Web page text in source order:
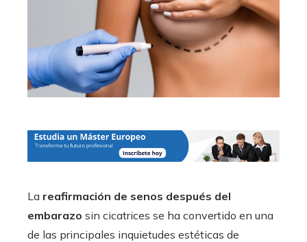
La reafirmación de senos después del
embarazo sin cicatrices se ha convertido en una
de las principales inquietudes estéticas de